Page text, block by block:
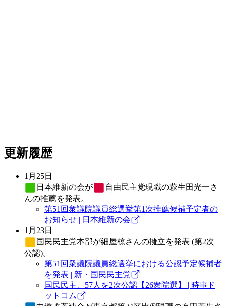
更新履歴
1月25日
日本維新の会が 自由民主党現職の萩生田光一さ
んの推薦を発表。
第51回衆議院議員総選挙第1次推薦候補予定者の
お知らせ | 日本維新の会
1月23日
国民民主党本部が細屋椋さんの擁立を発表 (第2次
公認)。
第51回衆議院議員総選挙における公認予定候補者
を発表 | 新・国民民主党
国民民主、57人を2次公認【26衆院選】 | 時事ド
ットコム